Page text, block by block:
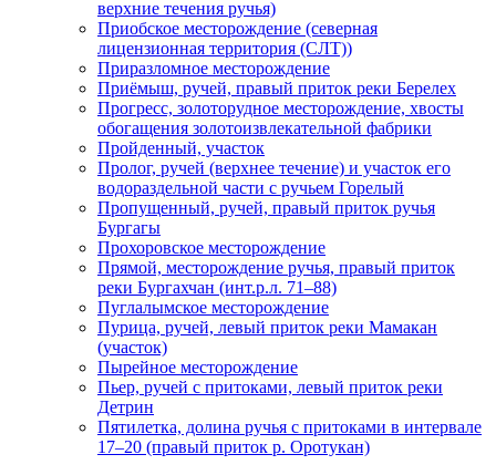
верхние течения ручья)
Приобское месторождение (северная
лицензионная территория (СЛТ))
Приразломное месторождение
Приёмыш, ручей, правый приток реки Берелех
Прогресс, золоторудное месторождение, хвосты
обогащения золотоизвлекательной фабрики
Пройденный, участок
Пролог, ручей (верхнее течение) и участок его
водораздельной части с ручьем Горелый
Пропущенный, ручей, правый приток ручья
Бургагы
Прохоровское месторождение
Прямой, месторождение ручья, правый приток
реки Бургахчан (инт.р.л. 71–88)
Пуглалымское месторождение
Пурица, ручей, левый приток реки Мамакан
(участок)
Пырейное месторождение
Пьер, ручей с притоками, левый приток реки
Детрин
Пятилетка, долина ручья с притоками в интервале
17–20 (правый приток р. Оротукан)